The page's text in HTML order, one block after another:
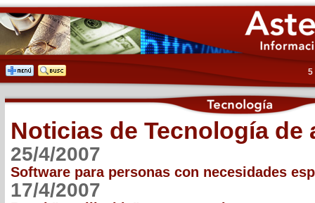
5
Noticias de Tecnología de
25/4/2007
Software para personas con necesidades
17/4/2007